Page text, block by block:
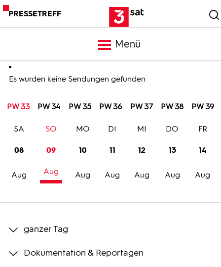
PRESSETREFF
Menü
Meldungen
Programm
Trailer
Bilder
Es wurden keine Sendungen gefunden
PW 33 PW 34 PW 35 PW 36 PW 37 PW 38 PW 39
08
Aug
SA
09
Aug
SO
10
Aug
MO
11
Aug
DI
12
Aug
MI
13
Aug
DO
14
Aug
FR
ganzer Tag
Dokumentation & Reportagen